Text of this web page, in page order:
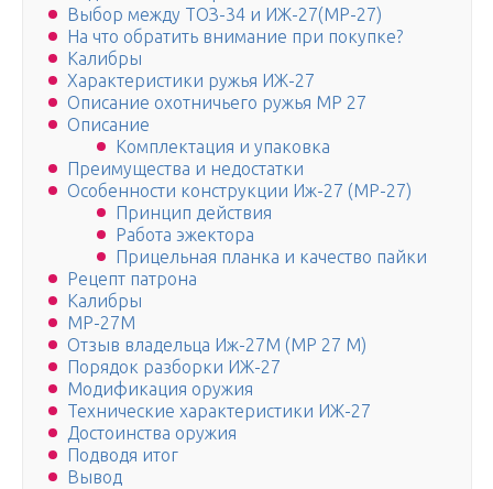
Выбор между ТОЗ-34 и ИЖ-27(МР-27)
На что обратить внимание при покупке?
Калибры
Характеристики ружья ИЖ-27
Описание охотничьего ружья МР 27
Описание
Комплектация и упаковка
Преимущества и недостатки
Особенности конструкции Иж-27 (MP-27)
Принцип действия
Работа эжектора
Прицельная планка и качество пайки
Рецепт патрона
Калибры
МР-27М
Отзыв владельца Иж-27М (MP 27 M)
Порядок разборки ИЖ-27
Модификация оружия
Технические характеристики ИЖ-27
Достоинства оружия
Подводя итог
Вывод